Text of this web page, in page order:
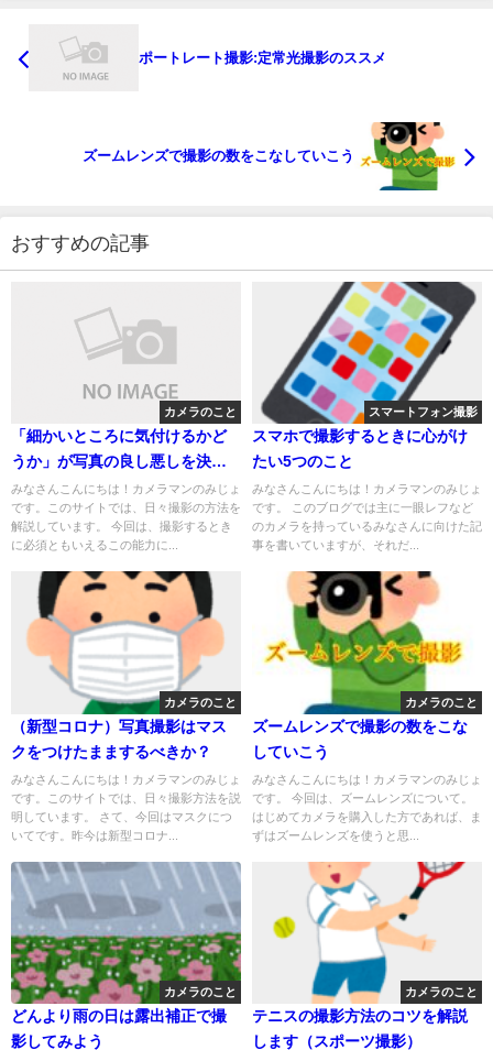
ポートレート撮影:定常光撮影のススメ
ズームレンズで撮影の数をこなしていこう
おすすめの記事
カメラのこと
「細かいところに気付けるかど
うか」が写真の良し悪しを決め
る
みなさんこんにちは！カメラマンのみじょ
です。このサイトでは、日々撮影の方法を
解説しています。 今回は、撮影するとき
に必須ともいえるこの能力に...
スマートフォン撮影
スマホで撮影するときに心がけ
たい5つのこと
みなさんこんにちは！カメラマンのみじょ
です。 このブログでは主に一眼レフなど
のカメラを持っているみなさんに向けた記
事を書いていますが、それだ...
カメラのこと
（新型コロナ）写真撮影はマス
クをつけたままするべきか？
みなさんこんにちは！カメラマンのみじょ
です。このサイトでは、日々撮影方法を説
明しています。 さて、今回はマスクにつ
いてです。昨今は新型コロナ...
カメラのこと
ズームレンズで撮影の数をこな
していこう
みなさんこんにちは！カメラマンのみじょ
です。 今回は、ズームレンズについて。
はじめてカメラを購入した方であれば、ま
ずはズームレンズを使うと思...
カメラのこと
どんより雨の日は露出補正で撮
影してみよう
カメラのこと
テニスの撮影方法のコツを解説
します（スポーツ撮影）